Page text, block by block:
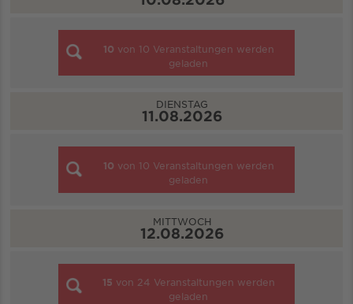
10 von 10 Veranstaltungen werden
geladen
DIENSTAG
11.08.2026
10 von 10 Veranstaltungen werden
geladen
MITTWOCH
12.08.2026
15 von 24 Veranstaltungen werden
geladen